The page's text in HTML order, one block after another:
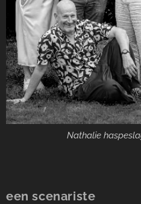
Nathalie
een scenariste